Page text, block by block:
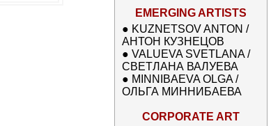
EMERGING ARTISTS
● KUZNETSOV ANTON /
АНТОН КУЗНЕЦОВ
● VALUEVA SVETLANA /
СВЕТЛАНА ВАЛУЕВА
● MINNIBAEVA OLGA /
ОЛЬГА МИННИБАЕВА
CORPORATE ART